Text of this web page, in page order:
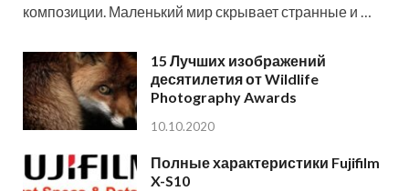
композиции. Маленький мир скрывает странные и …
15 Лучших изображений
десятилетия от Wildlife
Photography Awards
10.10.2020
Полные характеристики Fujifilm
X-S10